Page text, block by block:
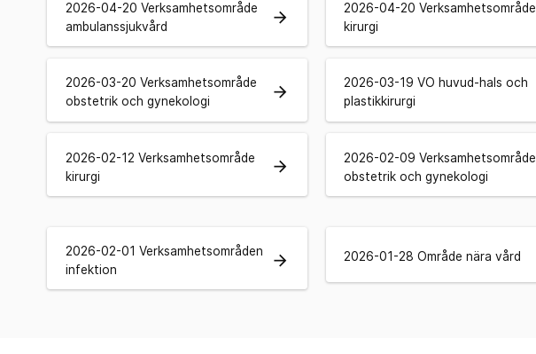
2026-04-20 Verksamhetsområde
ambulanssjukvård
arrow_forward
2026-04-20 Verksamhetsområde
kirurgi
2026-03-20 Verksamhetsområde
obstetrik och gynekologi
arrow_forward
2026-03-19 VO huvud-hals och
plastikkirurgi
2026-02-12 Verksamhetsområde
kirurgi
arrow_forward
2026-02-09 Verksamhetsområde
obstetrik och gynekologi
2026-02-01 Verksamhetsområden
infektion
arrow_forward 2026-01-28 Område nära vård